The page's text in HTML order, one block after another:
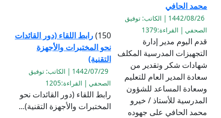
محمد الحافي
1442/08/26 | الكاتب: توفيق
الصحفي | القراءة:1379
قدم اليوم مدير إدارة
التجهيزات المدرسية المكلف
شهادات شكر وتقدير من
سعادة المدير العام للتعليم
وسعادة المساعد للشؤون
المدرسية للأستاذ / خيرو
محمد الحافي على جهوده
150) رابط اللقاء (دور القائدات
نحو المختبرات والأجهزة
التقنية)
1442/07/29 | الكاتب: توفيق
الصحفي | القراءة:1205
رابط اللقاء (دور القائدات نحو
المختبرات والأجهزة التقنية)...